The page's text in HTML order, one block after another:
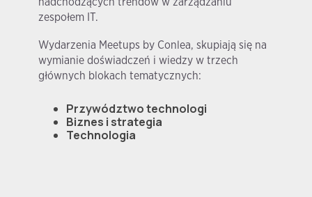
nadchodzących trendów w zarządzaniu
zespołem IT.
Wydarzenia Meetups by Conlea, skupiają się na
wymianie doświadczeń i wiedzy w trzech
głównych blokach tematycznych:
Przywództwo technologi
Biznes i strategia
Technologia